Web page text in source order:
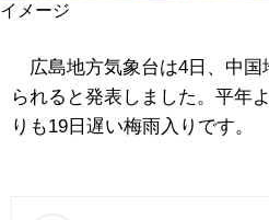
イメージ
広島地方気象台は4日、中国
られると発表しました。平年
りも19日遅い梅雨入りです。